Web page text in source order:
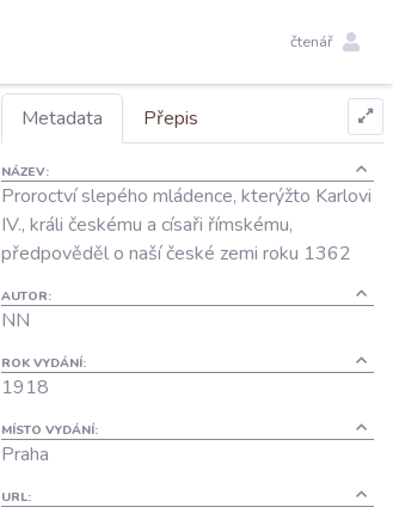
čtenář
Metadata Přepis
NÁZEV:
Proroctví slepého mládence, kterýžto Karlovi
IV., králi českému a císaři římskému,
předpověděl o naší české zemi roku 1362
AUTOR:
NN
ROK VYDÁNÍ:
1918
MÍSTO VYDÁNÍ:
Praha
URL: